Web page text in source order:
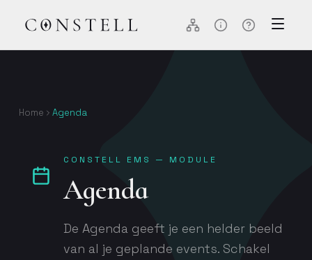
Home Agenda
CONSTELL EMS — MODULE
Agenda
De Agenda geeft je een helder beeld
van al je geplande events. Schakel